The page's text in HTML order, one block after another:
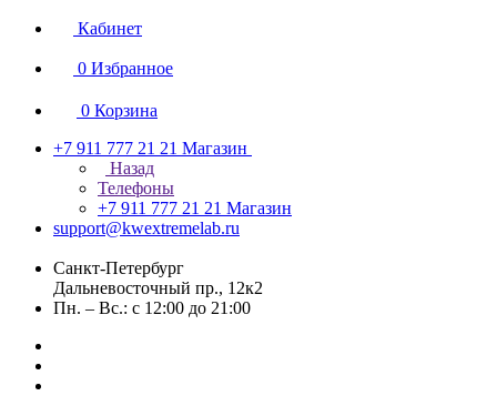
Кабинет
0 Избранное
0 Корзина
+7 911 777 21 21 Магазин
Назад
Телефоны
+7 911 777 21 21 Магазин
support@kwextremelab.ru
Санкт-Петербург
Дальневосточный пр., 12к2
Пн. – Вс.: с 12:00 до 21:00